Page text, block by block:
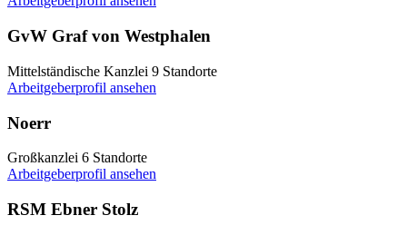
GvW Graf von Westphalen
Mittelständische Kanzlei 9 Standorte
Arbeitgeberprofil ansehen
Noerr
Großkanzlei 6 Standorte
Arbeitgeberprofil ansehen
RSM Ebner Stolz